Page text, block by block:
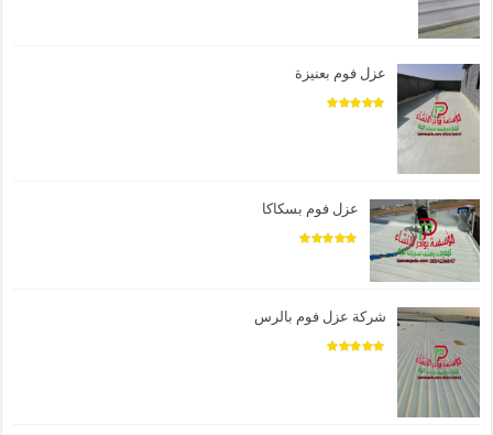
عزل فوم بعنيزة
عزل فوم بسكاكا
شركة عزل فوم بالرس